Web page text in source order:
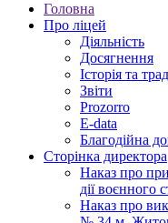
Головна
Про ліцей
Діяльність
Досягнення
Історія та
Звіти
Prozorro
E-data
Благодійна
Сторінка директора
Наказ про
дії воєнного
Наказ про